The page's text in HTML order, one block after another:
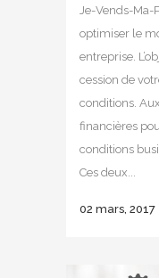
Je-Vends-Ma-
optimiser le
entreprise.
cession de
conditions.
financières
conditions
Ces deux...
02 mars, 2017